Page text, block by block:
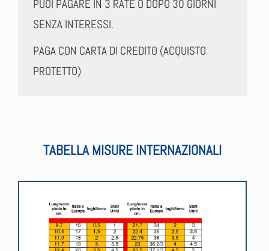
PUOI PAGARE IN 3 RATE O DOPO 30 GIORNI
SENZA INTERESSI.
PAGA CON CARTA DI CREDITO (ACQUISTO
PROTETTO)
TABELLA MISURE INTERNAZIONALI